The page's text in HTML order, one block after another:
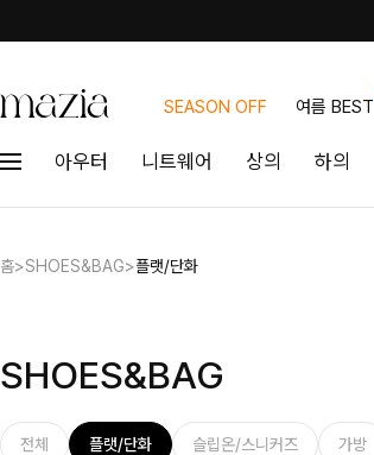
SEASON OFF 여름 BEST
아우터 니트웨어 상의 하의
홈>SHOES&BAG>플랫/단화
SHOES&BAG
전체 플랫/단화 슬립온/스니커즈 가방